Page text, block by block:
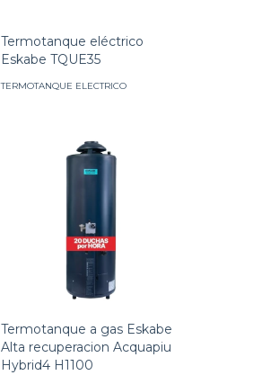
Termotanque eléctrico
Eskabe TQUE35
TERMOTANQUE ELECTRICO
Termotanque a gas Eskabe
Alta recuperacion Acquapiu
Hybrid4 H1100